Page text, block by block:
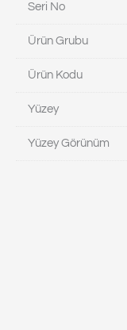
Seri No
Ürün Grubu
Ürün Kodu
Yüzey
Yüzey Görünüm